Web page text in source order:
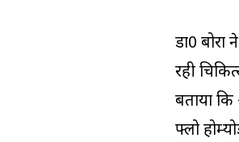
डा0
रही
बताया
फ्लो